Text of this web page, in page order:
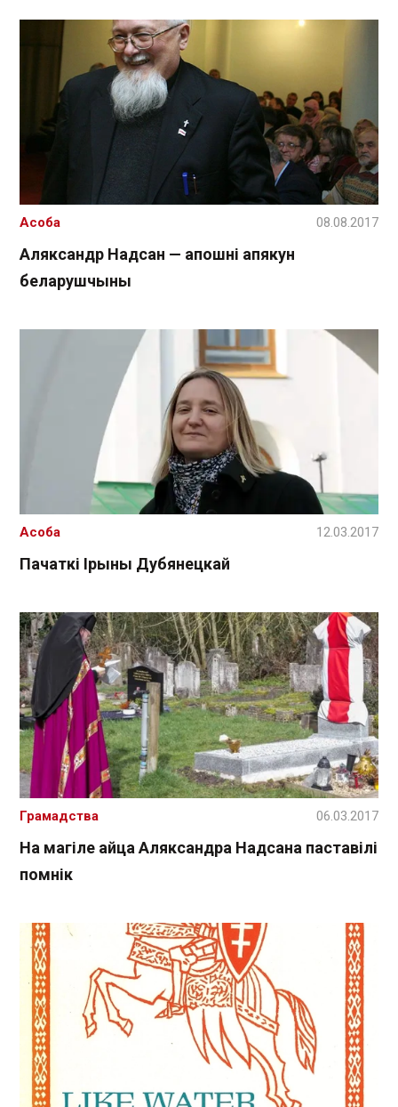
Аляксандр Надсан — апошні апякун
беларушчыны
Асоба 08.08.2017
Пачаткі Ірыны Дубянецкай
Асоба 12.03.2017
На магіле айца Аляксандра Надсана паставілі
помнік
Грамадства 06.03.2017